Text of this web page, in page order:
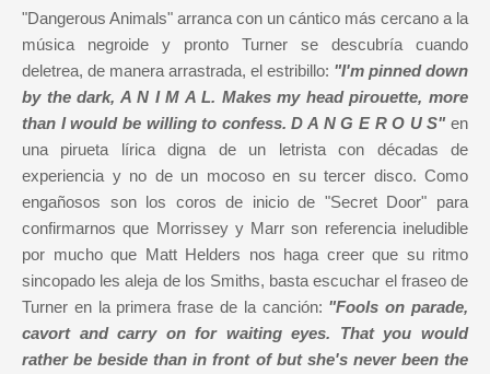
"Dangerous Animals" arranca con un cántico más cercano a la
música negroide y pronto Turner se descubría cuando
deletrea, de manera arrastrada, el estribillo: "I'm pinned down
by the dark, A N I M A L. Makes my head pirouette, more
than I would be willing to confess. D A N G E R O U S" en
una pirueta lírica digna de un letrista con décadas de
experiencia y no de un mocoso en su tercer disco. Como
engañosos son los coros de inicio de "Secret Door" para
confirmarnos que Morrissey y Marr son referencia ineludible
por mucho que Matt Helders nos haga creer que su ritmo
sincopado les aleja de los Smiths, basta escuchar el fraseo de
Turner en la primera frase de la canción: "Fools on parade,
cavort and carry on for waiting eyes. That you would
rather be beside than in front of but she's never been the